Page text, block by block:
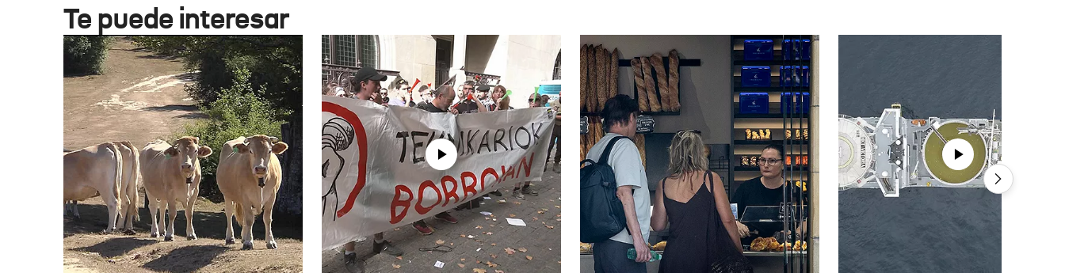
Te puede interesar